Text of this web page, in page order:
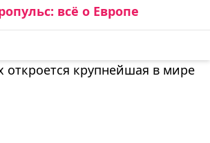
О ЕВРОПЕ